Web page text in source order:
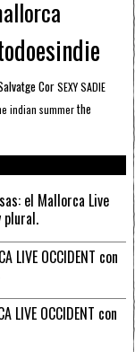
CorSEXY SADIE
indian summerthe
el Mallorca Live
plural.
LIVE OCCIDENT con
LIVE OCCIDENT con